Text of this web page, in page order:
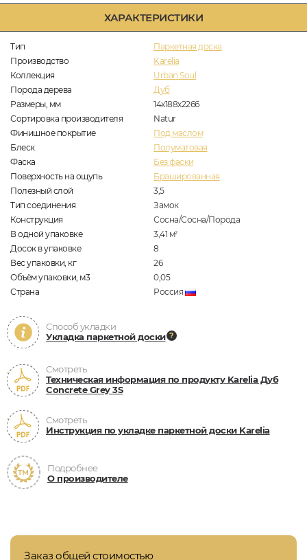
ХАРАКТЕРИСТИКИ
Тип
Паркетная доска
Производство
Karelia
Коллекция
Urban Soul
Порода дерева
Дуб
Размеры, мм
14x188x2266
Сортировка производителя
Natur
Финишное покрытие
Под маслом
Блеск
Полуматовая
Фаска
Без фаски
Поверхность на ощупь
Брашированная
Полезный слой
3,5
Тип соединения
Замок
Конструкция
Сосна/Сосна/Порода
В одной упаковке
3,41 м2
Досок в упаковке
8
Вес упаковки, кг
26
Объём упаковки, м3
0,05
Страна
Россия
Способ укладки
Укладка паркетной доски
Смотреть
Техническая информация по продукту Karelia Дуб
Concrete Grey 3S
Смотреть
Инструкция по укладке паркетной доски Karelia
Подробнее
О производителе
Заказ общей стоимостью